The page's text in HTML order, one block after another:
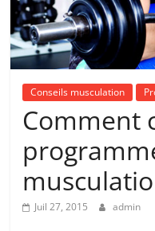
Conseils musculation
Comment
Juil 27, 2015 admin